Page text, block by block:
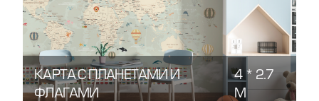
КАРТА С ПЛАНЕТАМИ И
ФЛАГАМИ
4 * 2.7
М